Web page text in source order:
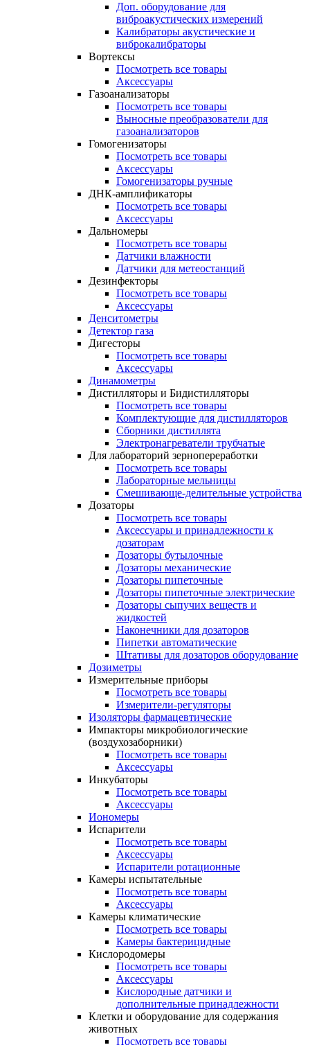
Доп. оборудование для
виброакустических измерений
Калибраторы акустические и
виброкалибраторы
Вортексы
Посмотреть все товары
Аксессуары
Газоанализаторы
Посмотреть все товары
Выносные преобразователи для
газоанализаторов
Гомогенизаторы
Посмотреть все товары
Аксессуары
Гомогенизаторы ручные
ДНК-амплификаторы
Посмотреть все товары
Аксессуары
Дальномеры
Посмотреть все товары
Датчики влажности
Датчики для метеостанций
Дезинфекторы
Посмотреть все товары
Аксессуары
Денситометры
Детектор газа
Дигесторы
Посмотреть все товары
Аксессуары
Динамометры
Дистилляторы и Бидистилляторы
Посмотреть все товары
Комплектующие для дистилляторов
Сборники дистиллята
Электронагреватели трубчатые
Для лабораторий зернопереработки
Посмотреть все товары
Лабораторные мельницы
Смешивающе-делительные устройства
Дозаторы
Посмотреть все товары
Аксессуары и принадлежности к
дозаторам
Дозаторы бутылочные
Дозаторы механические
Дозаторы пипеточные
Дозаторы пипеточные электрические
Дозаторы сыпучих веществ и
жидкостей
Наконечники для дозаторов
Пипетки автоматические
Штативы для дозаторов оборудование
Дозиметры
Измерительные приборы
Посмотреть все товары
Измерители-регуляторы
Изоляторы фармацевтические
Импакторы микробиологические
(воздухозаборники)
Посмотреть все товары
Аксессуары
Инкубаторы
Посмотреть все товары
Аксессуары
Иономеры
Испарители
Посмотреть все товары
Аксессуары
Испарители ротационные
Камеры испытательные
Посмотреть все товары
Аксессуары
Камеры климатические
Посмотреть все товары
Камеры бактерицидные
Кислородомеры
Посмотреть все товары
Аксессуары
Кислородные датчики и
дополнительные принадлежности
Клетки и оборудование для содержания
животных
Посмотреть все товары